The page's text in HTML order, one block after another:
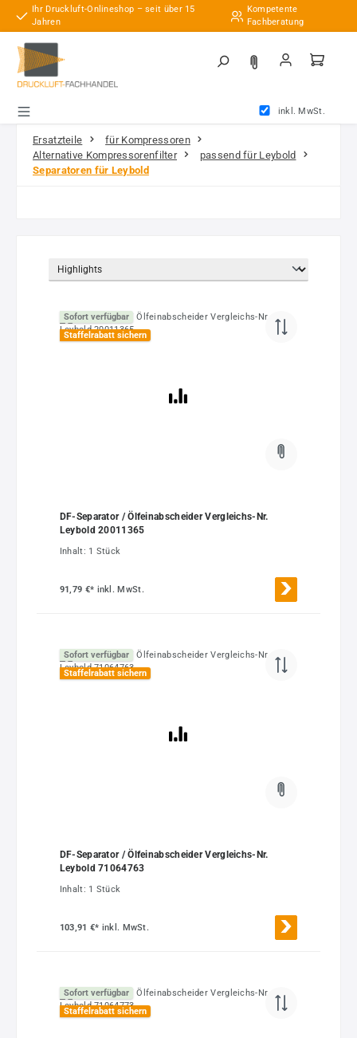
Zum Hauptinhalt springen
Ihr Druckluft-Onlineshop – seit über 15
Jahren
Kompetente
Fachberatung
inkl. MwSt.
Ersatzteile
für Kompressoren
Alternative Kompressorenfilter
passend für Leybold
Separatoren für Leybold
Sofort verfügbar
Staffelrabatt sichern
DF-Separator / Ölfeinabscheider Vergleichs-Nr.
Leybold 20011365
Inhalt: 1 Stück
91,79 €* inkl. MwSt.
Sofort verfügbar
Staffelrabatt sichern
DF-Separator / Ölfeinabscheider Vergleichs-Nr.
Leybold 71064763
Inhalt: 1 Stück
103,91 €* inkl. MwSt.
Sofort verfügbar
Staffelrabatt sichern